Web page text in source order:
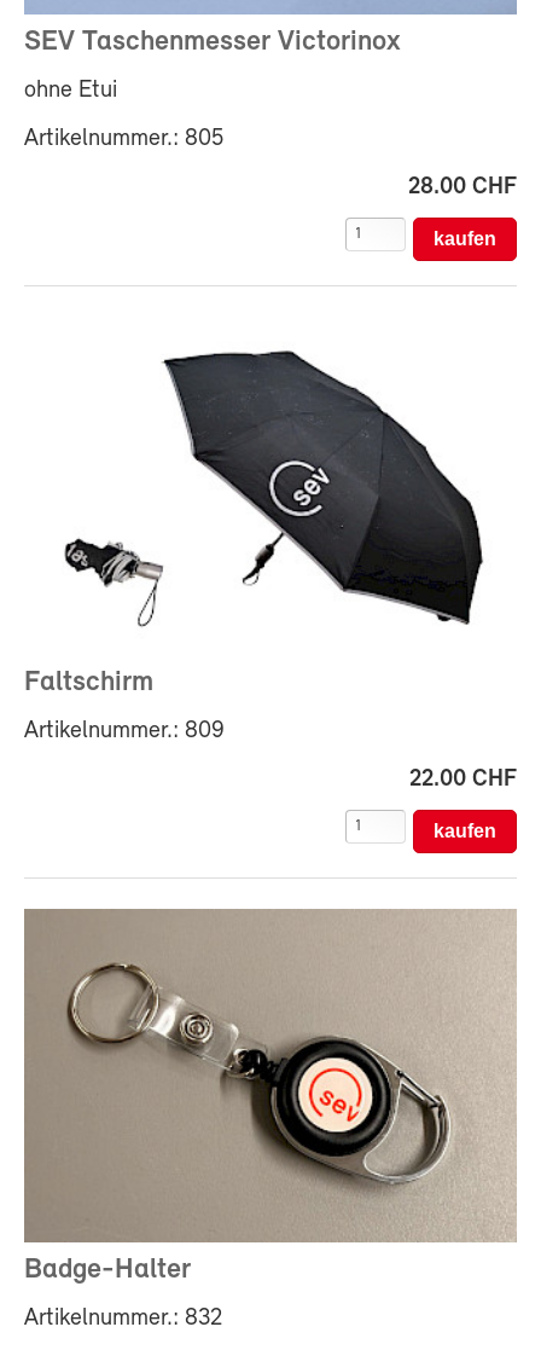
SEV Taschenmesser Victorinox
ohne Etui
Artikelnummer.: 805
28.00 CHF
Faltschirm
Artikelnummer.: 809
22.00 CHF
Badge-Halter
Artikelnummer.: 832